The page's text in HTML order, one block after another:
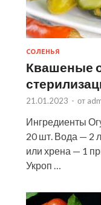
СОЛЕНЬЯ
Квашеные
21.01.2023 - от
Ингредиенты
20 шт. Вода — 2
или хрена — 1
Укроп …